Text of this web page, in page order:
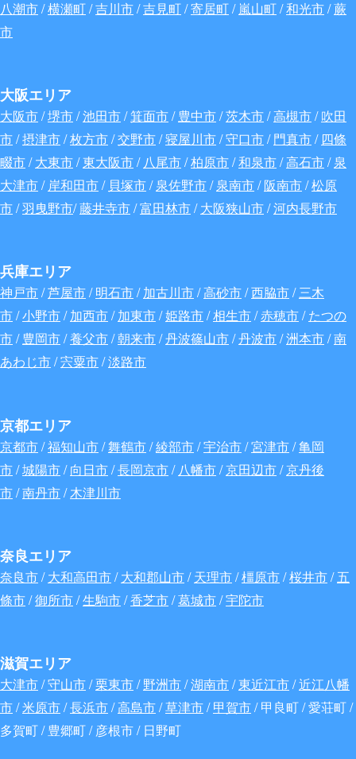
八潮市/横瀬町/吉川市/吉見町/寄居町/嵐山町/和光市/蕨
市
大阪エリア
大阪市/堺市/池田市/箕面市/豊中市/茨木市/高槻市/吹田
市/摂津市/枚方市/交野市/寝屋川市/守口市/門真市/ 四條
畷市/大東市/東大阪市/ 八尾市/柏原市/和泉市/高石市/泉
大津市/ 岸和田市/ 貝塚市/泉佐野市/泉南市/阪南市/松原
市/羽曳野市/藤井寺市/富田林市/大阪狭山市/河内長野市
兵庫エリア
神戸市/芦屋市/明石市/加古川市/高砂市/西脇市/三木
市/小野市/加西市/加東市/姫路市/相生市/赤穂市/たつの
市/豊岡市/養父市/朝来市/丹波篠山市/丹波市/洲本市/南
あわじ市/宍粟市/淡路市
京都エリア
京都市/福知山市/舞鶴市/綾部市/宇治市/宮津市/亀岡
市/城陽市/向日市/長岡京市/ 八幡市/京田辺市/京丹後
市/南丹市/木津川市
奈良エリア
奈良市/大和高田市/大和郡山市/天理市/橿原市/桜井市/五
條市/御所市/生駒市/香芝市/葛城市/宇陀市
滋賀エリア
大津市/守山市/栗東市/野洲市/湖南市/東近江市/近江八幡
市/米原市/長浜市/高島市/草津市/甲賀市/ 甲良町 / 愛荘町 /
多賀町 / 豊郷町 / 彦根市 / 日野町